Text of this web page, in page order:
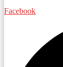
Facebook